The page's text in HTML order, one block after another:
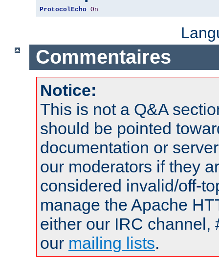
ProtocolEcho On
Commentaires
Notice:
This is not a Q&A
should be pointed
documentation or
our moderators if they
considered invalid/off-
manage the Apache
either our IRC channel,
our mailing lists.